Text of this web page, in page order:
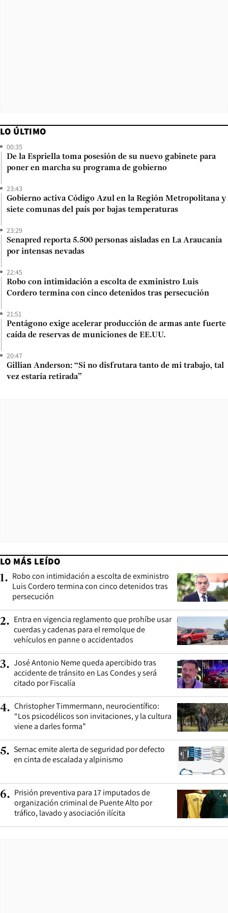
LO ÚLTIMO
00:35
De la Espriella toma posesión de su nuevo gabinete para
poner en marcha su programa de gobierno
23:43
Gobierno activa Código Azul en la Región Metropolitana y
siete comunas del país por bajas temperaturas
23:29
Senapred reporta 5.500 personas aisladas en La Araucanía
por intensas nevadas
22:45
Robo con intimidación a escolta de exministro Luis
Cordero termina con cinco detenidos tras persecución
21:51
Pentágono exige acelerar producción de armas ante fuerte
caída de reservas de municiones de EE.UU.
20:47
Gillian Anderson: “Si no disfrutara tanto de mi trabajo, tal
vez estaría retirada”
LO MÁS LEÍDO
1. Robo con intimidación a escolta de exministro
Luis Cordero termina con cinco detenidos tras
persecución
2. Entra en vigencia reglamento que prohíbe usar
cuerdas y cadenas para el remolque de
vehículos en panne o accidentados
3. José Antonio Neme queda apercibido tras
accidente de tránsito en Las Condes y será
citado por Fiscalía
4. Christopher Timmermann, neurocientífico:
“Los psicodélicos son invitaciones, y la cultura
viene a darles forma”
5. Sernac emite alerta de seguridad por defecto
en cinta de escalada y alpinismo
6. Prisión preventiva para 17 imputados de
organización criminal de Puente Alto por
tráfico, lavado y asociación ilícita